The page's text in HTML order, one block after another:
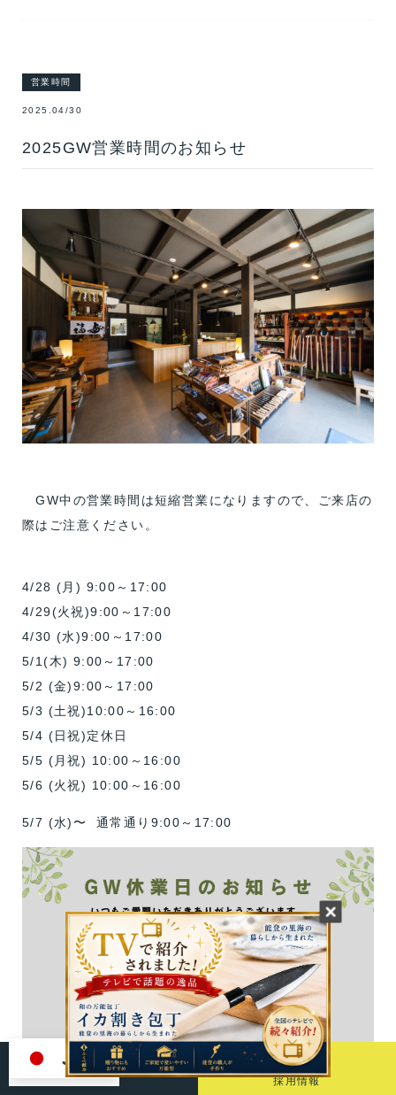
営業時間
2025.04/30
2025GW営業時間のお知らせ
GW中の営業時間は短縮営業になりますので、ご来店の
際はご注意ください。
4/28 (月) 9:00～17:00
4/29(火祝)9:00～17:00
4/30 (水)9:00～17:00
5/1(木) 9:00～17:00
5/2 (金)9:00～17:00
5/3 (土祝)10:00～16:00
5/4 (日祝)定休日
5/5 (月祝) 10:00～16:00
5/6 (火祝) 10:00～16:00
5/7 (水)〜 通常通り9:00～17:00
ONLINE SHOP Recruit
採用情報
JA